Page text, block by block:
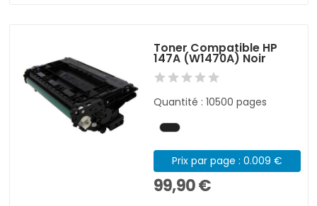
Toner Compatible HP
147A (W1470A) Noir
Quantité : 10500 pages
Prix par page : 0.009 €
99,90 €